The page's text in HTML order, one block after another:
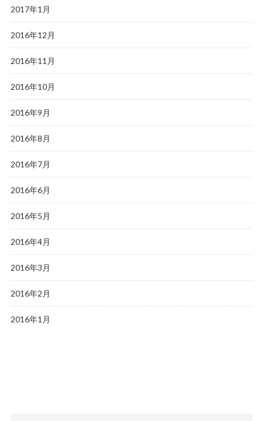
2017年1月
2016年12月
2016年11月
2016年10月
2016年9月
2016年8月
2016年7月
2016年6月
2016年5月
2016年4月
2016年3月
2016年2月
2016年1月